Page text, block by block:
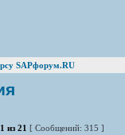
SAPфорум.RU
из 21 [ Сообщений: 315 ]